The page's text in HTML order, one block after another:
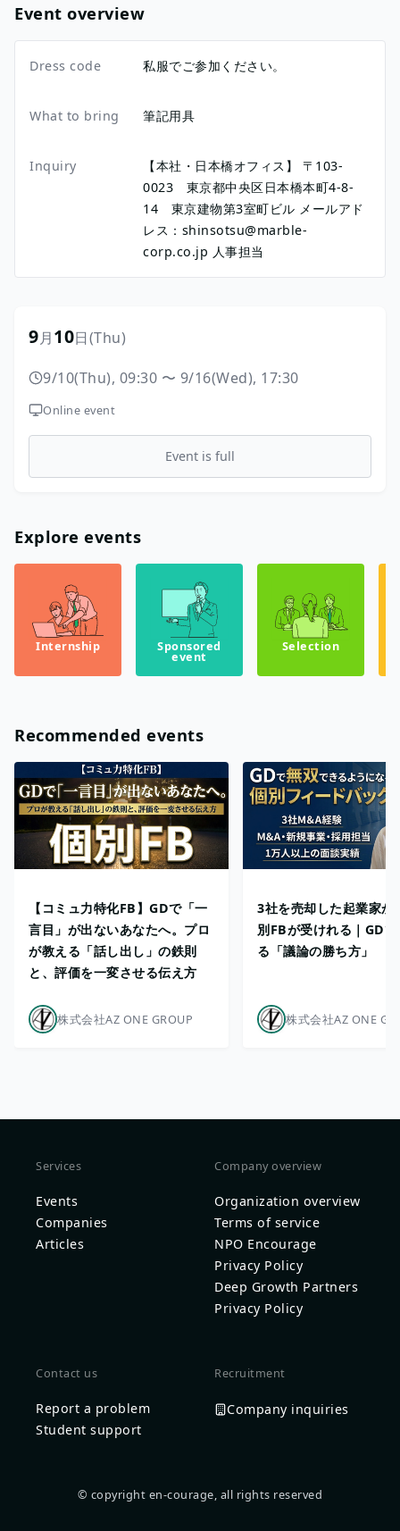
Event overview
Dress code 私服でご参加ください。
What to bring 筆記用具
Inquiry
【本社・日本橋オフィス】 〒103-
0023 東京都中央区日本橋本町4-8-
14 東京建物第3室町ビル メールアド
レス：shinsotsu@marble-
corp.co.jp 人事担当
Explore events
Internship Sponsored
event
Selection
Recommended events
【コミュ力特化FB】GDで「一
言目」が出ないあなたへ。プロ
が教える「話し出し」の鉄則
と、評価を一変させる伝え方
株式会社AZ ONE GROUP
3社を売却した起業家か
別FBが受けれる｜GD
る「議論の勝ち方」
株式会社AZ ONE
9月10日(Thu)
9/10(Thu), 09:30 〜 9/16(Wed), 17:30
Online event
Event is full
Services
Events
Companies
Articles
Company overview
Organization overview
Terms of service
NPO Encourage
Privacy Policy
Deep Growth Partners
Privacy Policy
Contact us
Report a problem
Student support
Recruitment
Company inquiries
© copyright en-courage, all rights reserved